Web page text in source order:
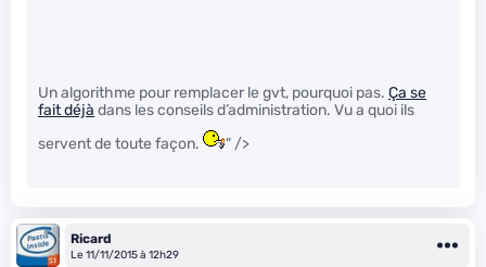
Un algorithme pour remplacer le gvt, pourquoi pas. Ça se
fait déjà dans les conseils d’administration. Vu a quoi ils
servent de toute façon.
" />
Ricard
Le 11/11/2015 à 12h29